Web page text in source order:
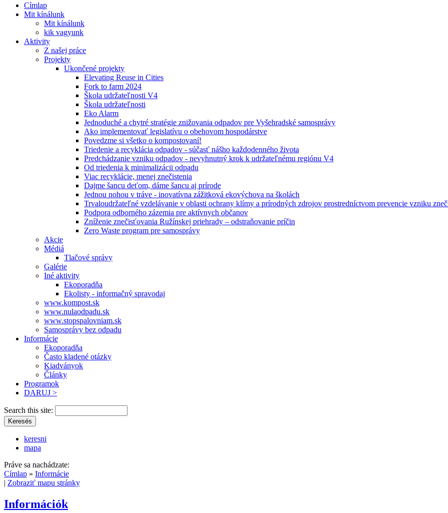
Címlap
Mit kínálunk
Mit kínálunk
kik vagyunk
Aktivity
Z našej práce
Projekty
Ukončené projekty
Elevating Reuse in Cities
Fork to farm 2024
Škola udržateľnosti V4
Škola udržateľnosti
Eko Alarm
Jednoduché a chytré stratégie znižovania odpadov pre Vyšehradské samosprávy
Ako implementovať legislatívu o obehovom hospodárstve
Povedzme si všetko o kompostovaní!
Triedenie a recyklácia odpadov - súčasť nášho každodenného života
Predchádzanie vzniku odpadov - nevyhnutný krok k udržateľnému regiónu V4
Od triedenia k minimalizácii odpadu
Viac recyklácie, menej znečistenia
Dajme šancu deťom, dáme šancu aj prírode
Jednou nohou v tráve - inovatívna zážitková ekovýchova na školách
Trvaloudržateľné vzdelávanie v oblasti ochrany klímy a prírodných zdrojov prostredníctvom prevencie vzniku
Podpora odborného zázemia pre aktívnych občanov
Zníženie znečisťovania Ružínskej priehrady – odstraňovanie príčin
Zero Waste program pre samosprávy
Akcie
Médiá
Tlačové správy
Galérie
Iné aktivity
Ekoporadňa
Ekolisty - informačný spravodaj
www.kompost.sk
www.nulaodpadu.sk
www.stopspalovniam.sk
Samosprávy bez odpadu
Informácie
Ekoporadňa
Často kladené otázky
Kiadványok
Články
Programok
DARUJ >
Search this site:
keresni
mapa
Práve sa nachádzate:
Címlap » Informácie
| Zobraziť mapu stránky
Információk